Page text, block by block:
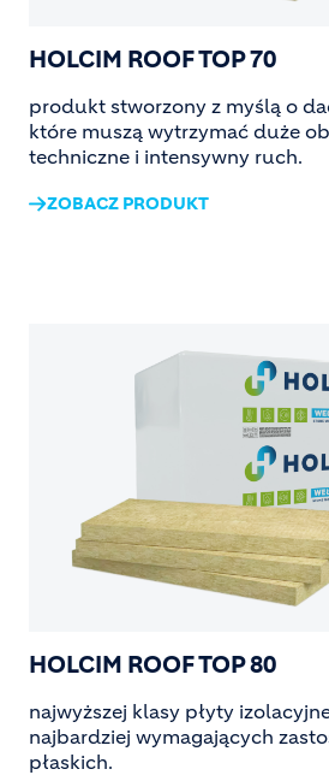
HOLCIM ROOF TOP 70
produkt stworzony z myślą o
które muszą wytrzymać duże
techniczne i intensywny ruch.
ZOBACZ PRODUKT
HOLCIM ROOF TOP 80
najwyższej klasy płyty
najbardziej wymagających
płaskich.